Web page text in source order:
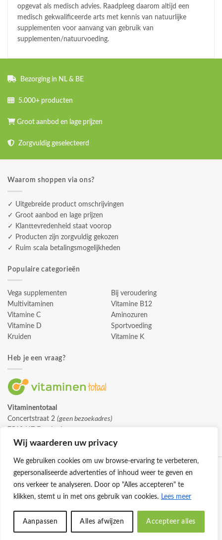
Wij waarderen uw privacy
We gebruiken cookies om uw browse-ervaring te verbeteren,
gepersonaliseerde advertenties of inhoud weer te geven en
ons verkeer te analyseren. Door op "Alles accepteren" te
klikken, stemt u in met ons gebruik van cookies. Lees meer
Aanpassen Alles afwijzen Accepteer alles
opgevat als medisch advies. Raadpleeg daarom altijd een
medisch gekwalificeerde arts met kennis van natuurlijke
supplementen voor aanvang van gebruik van
supplementen/natuurvoeding.
Bezorging in NL & BE
5.000+ producten
Groot aanbod en lage prijzen
Zorgvuldig geselecteerd
Waarom shoppen via ons?
✓ Uitgebreide product omschrijvingen
✓ Groot aanbod en lage prijzen
✓ Klanttevredenheid staat voorop
✓ Producten zijn zorgvuldig gekozen
✓ Ruim scala betalingsmogelijkheden
Populaire categorieën
Vega supplementen
Multivitaminen
Vitamine C
Vitamine D
Kruiden
Bij veroudering
Vitamine B12
Aminozuren
Sportvoeding
Vitamine K
Heb je een vraag?
Vitaminentotaal
Concertstraat 2 (geen bezoekadres)
info@vitaminentotaal.nl
© 2026 -Vitaminentotaal.nl